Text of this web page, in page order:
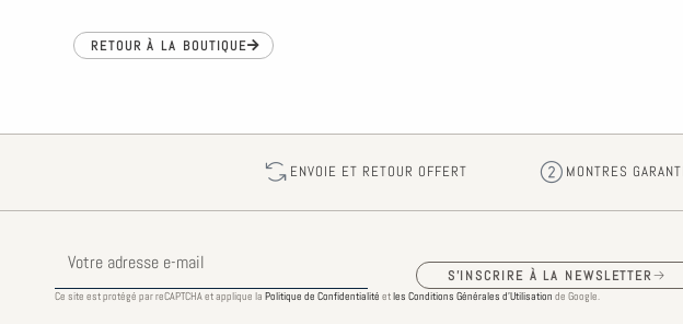
RETOUR À LA BOUTIQUE
ENVOIE ET RETOUR OFFERT MONTRES
mail
S'INSCRIRE À LA NEWSLETTER
Ce site est protégé par reCAPTCHA et applique laPolitique de Confidentialité etles Conditions Générales d’Utilisation de Google.